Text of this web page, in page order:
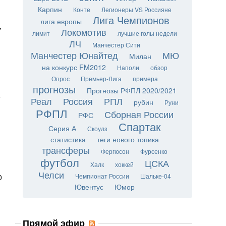
Карпин
Конте Легионеры VS Россияне
лига европы Лига Чемпионов
лимит Локомотив лучшие голы недели
ЛЧ Манчестер Сити
Манчестер Юнайтед Милан МЮ
на конкурс FM2012 Наполи
обзор
Опрос
Премьер-Лига примера
прогнозы Прогнозы РФПЛ 2020/2021
Реал Россия РПЛ рубин Руни
РФПЛ РФС Сборная России
Серия А Скоулз Спартак
статистика теги нового топика
трансферы Фергюсон Фурсенко
футбол Халк хоккей
ЦСКА
Челси
Чемпионат России Шальке-04
Ювентус Юмор
Прямой эфир